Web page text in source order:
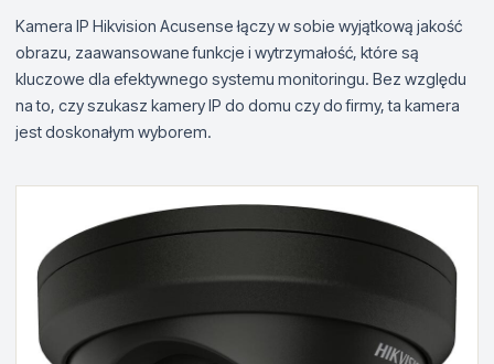
Kamera IP Hikvision Acusense łączy w sobie wyjątkową jakość
obrazu, zaawansowane funkcje i wytrzymałość, które są
kluczowe dla efektywnego systemu monitoringu. Bez względu
na to, czy szukasz kamery IP do domu czy do firmy, ta kamera
jest doskonałym wyborem.